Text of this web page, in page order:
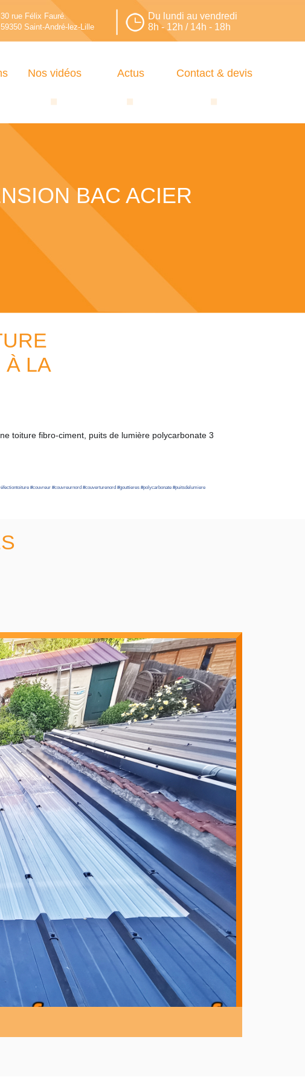
30 rue Félix Fauré.
59350 Saint-André-lez-Lille
Du lundi au vendredi
8h - 12h / 14h - 18h
Nos vidéos Actus Contact & devis
BAC ACIER
À LA
toiture fibro-ciment, puits de lumière polycarbonate 3
#couvreur #couvreurnord #couverturenord #gouttieres #polycarbonate #puitsdelumiere